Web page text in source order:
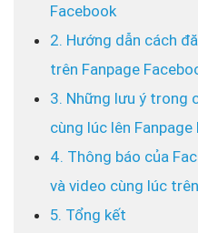
Facebook
2. Hướng dẫn cách
trên Fanpage
3. Những lưu ý trong
cùng lúc lên Fanpage
4. Thông báo của
và video cùng lúc
5. Tổng kết